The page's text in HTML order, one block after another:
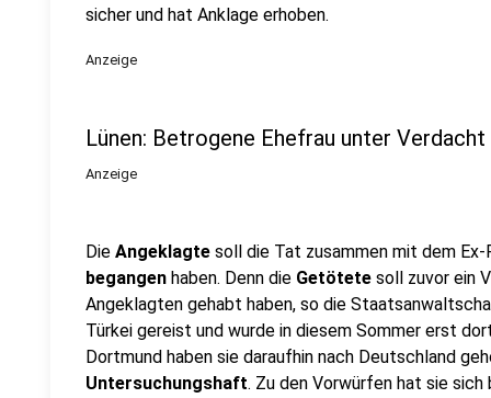
sicher und hat Anklage erhoben.
Anzeige
Lünen: Betrogene Ehefrau unter Verdacht
Anzeige
Die Angeklagte soll die Tat zusammen mit dem
begangen haben. Denn die Getötete soll zuvor ein
Angeklagten gehabt haben, so die
Türkei gereist und wurde in diesem Sommer erst
Dortmund haben sie daraufhin nach Deutschland
Untersuchungshaft. Zu den Vorwürfen hat sie